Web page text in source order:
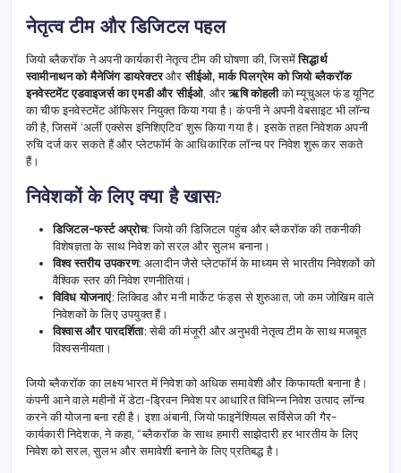
नेतृत्व टीम और डिजिटल पहल
जियो ब्लैकरॉक ने अपनी कार्यकारी नेतृत्व टीम की घोषणा की, जिसमेंसिद्धार्थ
स्वामीनाथन को मैनेजिंग डायरेक्टरऔरसीईओ, मार्क पिलग्रेम को जियो ब्लैकरॉक
इनवेस्टमेंट एडवाइजर्स का एमडी और सीईओ, औरऋषि कोहलीको म्यूचुअल फंड यूनिट
का चीफ इनवेस्टमेंट ऑफिसर नियुक्त किया गया है। कंपनी ने अपनी वेबसाइट भी लॉन्च
की है, जिसमें ‘अर्ली एक्सेस इनिशिएटिव’ शुरू किया गया है। इसके तहत निवेशक अपनी
रुचि दर्ज कर सकते हैं और प्लेटफॉर्म के आधिकारिक लॉन्च पर निवेश शुरू कर सकते
हैं।
निवेशकों के लिए क्या है खास?
डिजिटल-फर्स्ट अप्रोच: जियो की डिजिटल पहुंच और ब्लैकरॉक की तकनीकी
विशेषज्ञता के साथ निवेश को सरल और सुलभ बनाना।
विश्व स्तरीय उपकरण: अलादीन जैसे प्लेटफॉर्म के माध्यम से भारतीय निवेशकों को
वैश्विक स्तर की निवेश रणनीतियां।
विविध योजनाएं: लिक्विड और मनी मार्केट फंड्स से शुरुआत, जो कम जोखिम वाले
निवेशकों के लिए उपयुक्त हैं।
विश्वास और पारदर्शिता: सेबी की मंजूरी और अनुभवी नेतृत्व टीम के साथ मजबूत
विश्वसनीयता।
जियो ब्लैकरॉक का लक्ष्य भारत में निवेश को अधिक समावेशी और किफायती बनाना है।
कंपनी आने वाले महीनों में डेटा-ड्रिवन निवेश पर आधारित विभिन्न निवेश उत्पाद लॉन्च
करने की योजना बना रही है। इशा अंबानी, जियो फाइनेंशियल सर्विसेज की गैर-
कार्यकारी निदेशक, ने कहा, “ब्लैकरॉक के साथ हमारी साझेदारी हर भारतीय के लिए
निवेश को सरल, सुलभ और समावेशी बनाने के लिए प्रतिबद्ध है।